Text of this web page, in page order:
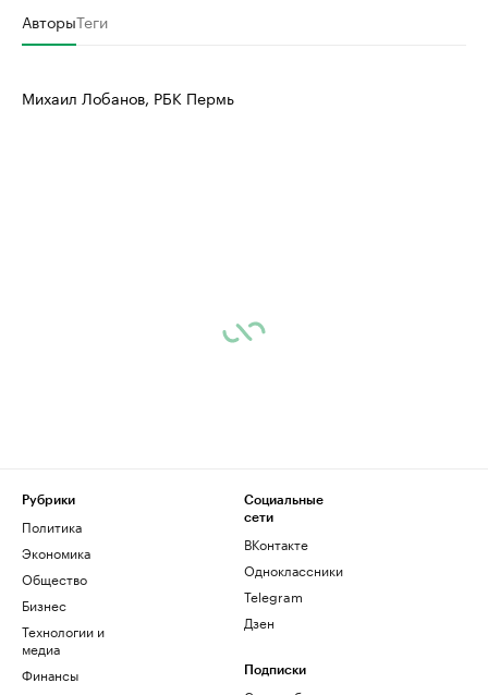
АвторыТеги
Михаил Лобанов, РБК Пермь
Рубрики
Политика
Экономика
Общество
Бизнес
Технологии и
медиа
Финансы
Социальные
сети
ВКонтакте
Одноклассники
Telegram
Дзен
Подписки